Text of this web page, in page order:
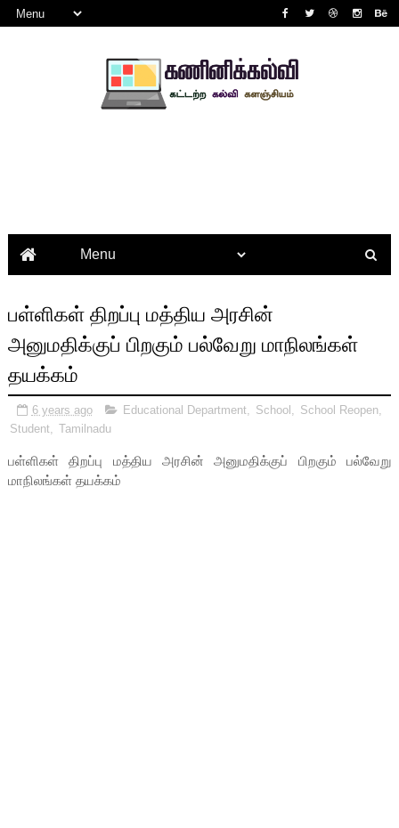
பள்ளிகள் திறப்பு மத்திய அரசின்
அனுமதிக்குப் பிறகும் பல்வேறு மாநிலங்கள்
தயக்கம்
6 years ago Educational Department School School Reopen,
Student
Tamilnadu
பள்ளிகள் திறப்பு மத்திய அரசின் அனுமதிக்குப் பிறகும் பல்வேறு
மாநிலங்கள் தயக்கம்